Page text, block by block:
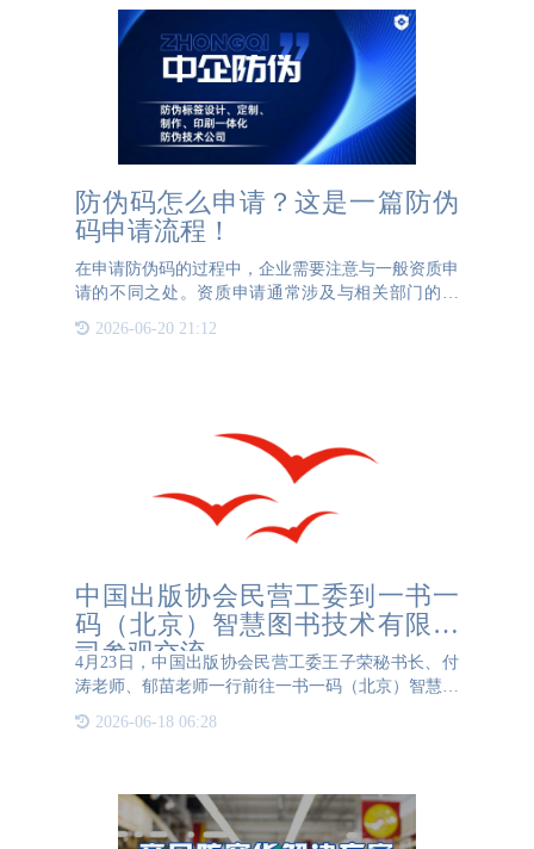
防伪码怎么申请？这是一篇防伪
码申请流程！
在申请防伪码的过程中，企业需要注意与一般资质申
请的不同之处。资质申请通常涉及与相关部门的交
涉，而防伪码申请则需要企业与专业的防伪公司合
作。以下是一个防伪码申请的步骤指南，帮助企业了
2026-06-20 21:12
中国出版协会民营工委到一书一
码（北京）智慧图书技术有限公
司参观交流
4月23日，中国出版协会民营工委王子荣秘书长、付
涛老师、郁苗老师一行前往一书一码（北京）智慧图
书技术有限公司参观交流，深入了解“一书一码”如何
赋能智慧图书。目前“一书一码专利技术”定位于为图
2026-06-18 06:28